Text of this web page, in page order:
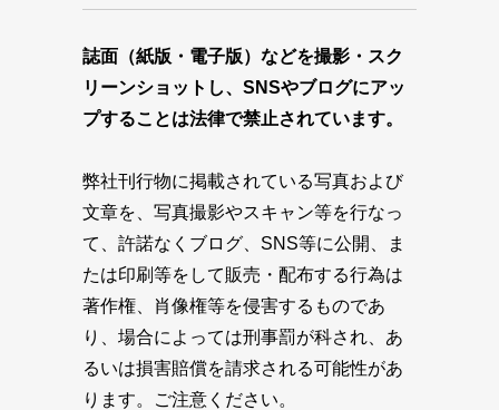
誌面（紙版・電子版）などを撮影・スク
リーンショットし、SNSやブログにアッ
プすることは法律で禁止されています。
弊社刊行物に掲載されている写真および
文章を、写真撮影やスキャン等を行なっ
て、許諾なくブログ、SNS等に公開、ま
たは印刷等をして販売・配布する行為は
著作権、肖像権等を侵害するものであ
り、場合によっては刑事罰が科され、あ
るいは損害賠償を請求される可能性があ
ります。ご注意ください。